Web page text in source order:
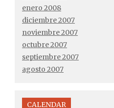
enero 2008
diciembre 2007
noviembre 2007
octubre 2007
septiembre 2007
agosto 2007
CALENDAR